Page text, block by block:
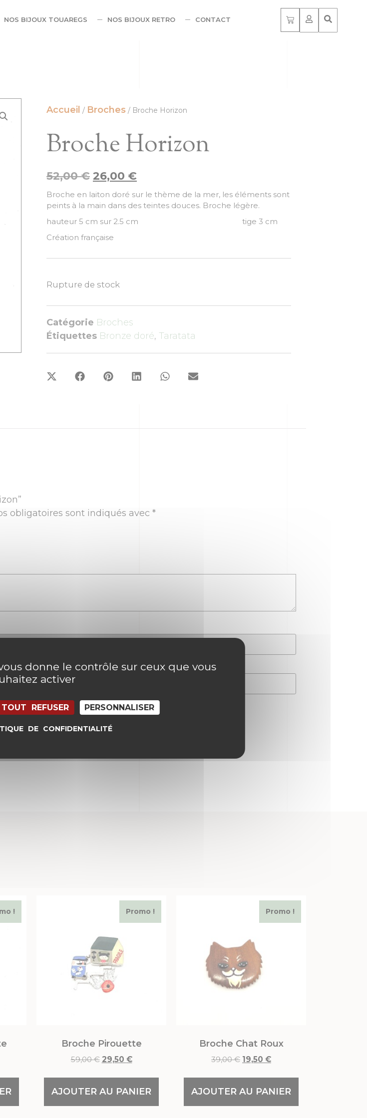
NOS BIJOUX TOUAREGS NOS BIJOUX RETRO CONTACT
Accueil / Broches / Broche Horizon
Broche Horizon
52,00€ 26,00 €
Broche en laiton doré sur le thème de la mer, les éléments sont
peints à la main dans des teintes douces. Broche légère.
hauteur 5 cm sur 2.5 cm tige 3 cm
Création française
Rupture de stock
Catégorie Broches
Étiquettes Bronze doré, Taratata
obligatoires sont indiqués avec *
le navigateur pour mon prochain commentaire.
! Promo !
Broche Pirouette
59,00€ 29,50 €
AJOUTER AU PANIER
Promo !
Broche Chat Roux
39,00€ 19,50 €
AJOUTER AU PANIER
donne le contrôle sur ceux que vous
activer
TOUT REFUSER PERSONNALISER
DE CONFIDENTIALITÉ